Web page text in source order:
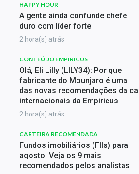
HAPPY HOUR
A gente ainda confunde chefe
duro com líder forte
2 hora(s) atrás
CONTEÚDO EMPIRICUS
Olá, Eli Lilly (LILY34): Por que
fabricante do Mounjaro é uma
das novas recomendações da
internacionais da Empiricus
2 hora(s) atrás
CARTEIRA RECOMENDADA
Fundos imobiliários (FIIs) para
agosto: Veja os 9 mais
recomendados pelos analistas